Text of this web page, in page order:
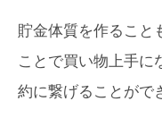
貯金体質を作ること
ことで買い物上手に
約に繋げることがで